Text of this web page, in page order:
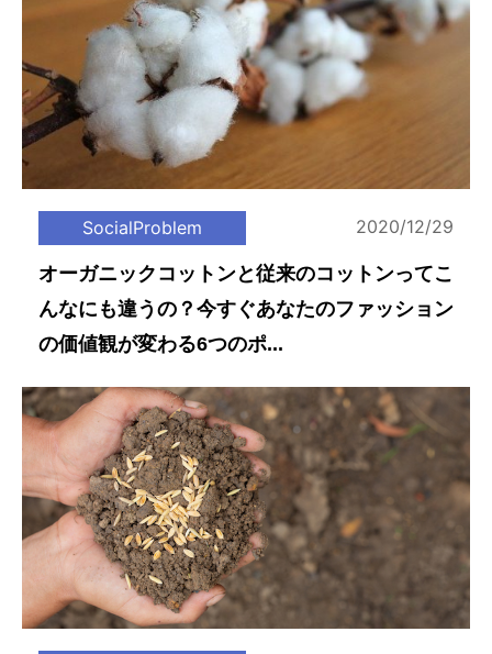
SocialProblem 2020/12/29
オーガニックコットンと従来のコットンってこ
んなにも違うの？今すぐあなたのファッション
の価値観が変わる6つのポ...